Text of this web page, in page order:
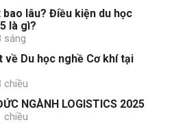
lâu? Điều kiện du học
là gì?
sáng
Du học nghề Cơ khí tại
chiều
NGÀNH LOGISTICS 2025
chiều